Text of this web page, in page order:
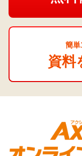
簡単
資料